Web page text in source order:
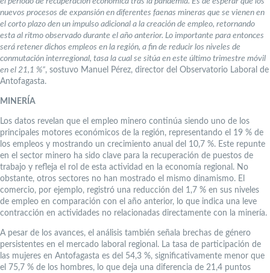
nuevos procesos de expansión en diferentes faenas mineras que se vienen en
el corto plazo den un impulso adicional a la creación de empleo, retornando
esta al ritmo observado durante el año anterior. Lo importante para entonces
será retener dichos empleos en la región, a fin de reducir los niveles de
conmutación interregional, tasa la cual se sitúa en este último trimestre móvil
en el 21,1 %”, sostuvo Manuel Pérez, director del Observatorio Laboral de
Antofagasta.
MINERÍA
Los datos revelan que el empleo minero continúa siendo uno de los
principales motores económicos de la región, representando el 19 % de
los empleos y mostrando un crecimiento anual del 10,7 %. Este repunte
en el sector minero ha sido clave para la recuperación de puestos de
trabajo y refleja el rol de esta actividad en la economía regional. No
obstante, otros sectores no han mostrado el mismo dinamismo. El
comercio, por ejemplo, registró una reducción del 1,7 % en sus niveles
de empleo en comparación con el año anterior, lo que indica una leve
contracción en actividades no relacionadas directamente con la minería.
A pesar de los avances, el análisis también señala brechas de género
persistentes en el mercado laboral regional. La tasa de participación de
las mujeres en Antofagasta es del 54,3 %, significativamente menor que
el 75,7 % de los hombres, lo que deja una diferencia de 21,4 puntos